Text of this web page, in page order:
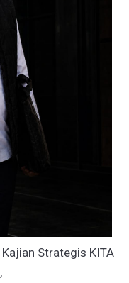
Strategis KITA